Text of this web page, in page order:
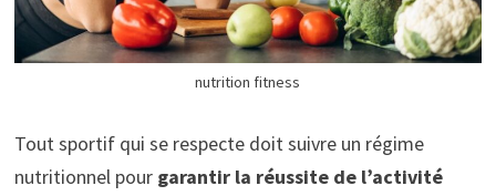
nutrition fitness
Tout sportif qui se respecte doit suivre un régime
nutritionnel pourgarantir la réussite de l’activité